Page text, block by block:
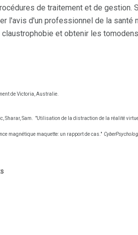
de traitement et de gestion.
l'avis d'un professionnel de la santé
et obtenir les
de Victoria, Australie.
Sharar, Sam. "Utilisation de la distraction de la réalité
magnétique maquette: un rapport de cas."